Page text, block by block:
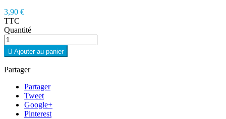
3,90 €
TTC
Quantité
 Ajouter au panier
Partager
Partager
Tweet
Google+
Pinterest